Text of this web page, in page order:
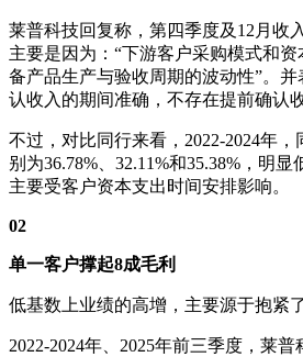
莱普科技回复称，第四季度及12月收
主要是因为：“下游客户采购模式和
备产品生产与验收周期的波动性”。
认收入的期间准确，不存在提前确认
不过，对比同行来看，2022-2024年
别为36.78%、32.11%和35.38%，明
主要受客户资本支出时间安排影响。
02
单一客户撑起8成毛利
低基数上业绩的高增，主要源于抱紧
2022-2024年、2025年前三季度，莱